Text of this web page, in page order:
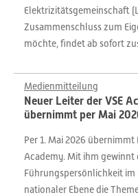
Elektrizitätsgemeinschaft
Zusammenschluss zum
möchte, findet ab sofort
Medienmitteilung
Neuer Leiter der VSE
übernimmt per Mai
Per 1. Mai 2026
Academy. Mit ihm gewinnt
Führungspersönlichkeit im
nationaler Ebene die